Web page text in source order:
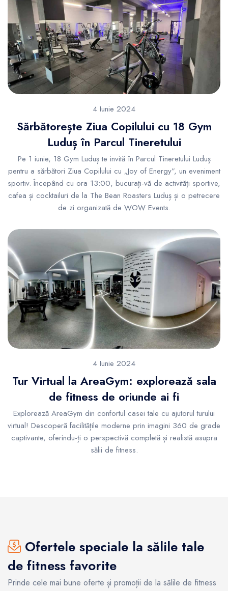
4 Iunie 2024
Sărbătorește Ziua Copilului cu 18 Gym
Luduș în Parcul Tineretului
Pe 1 iunie, 18 Gym Luduș te invită în Parcul Tineretului Luduș
pentru a sărbători Ziua Copilului cu „Joy of Energy”, un eveniment
sportiv. Începând cu ora 13:00, bucurați-vă de activități sportive,
cafea și cocktailuri de la The Bean Roasters Luduș și o petrecere
de zi organizată de WOW Events.
4 Iunie 2024
Tur Virtual la AreaGym: explorează sala
de fitness de oriunde ai fi
Explorează AreaGym din confortul casei tale cu ajutorul turului
virtual! Descoperă facilitățile moderne prin imagini 360 de grade
captivante, oferindu-ți o perspectivă completă și realistă asupra
sălii de fitness.
Ofertele speciale la sălile tale
de fitness favorite
Prinde cele mai bune oferte și promoții de la sălile de fitness